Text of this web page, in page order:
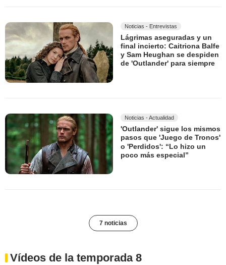
Noticias - Entrevistas
Lágrimas aseguradas y un
final incierto: Caitriona Balfe
y Sam Heughan se despiden
de 'Outlander' para siempre
Noticias - Actualidad
'Outlander' sigue los mismos
pasos que 'Juego de Tronos'
o 'Perdidos': “Lo hizo un
poco más especial”
7 noticias
Vídeos de la temporada 8